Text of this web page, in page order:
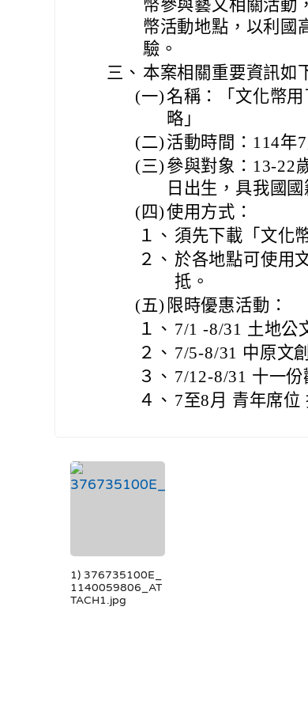
幣參與藝文相關活動
幣活動地點，以利國
驗。
三、 本案相關重要資訊如
(一) 名稱：「文化幣
略」
(二) 活動時間：114年
(三) 參與對象：13-22
日出生，具我國
(四)使用方式：
１、 須先下載「文化
２、 於各地點可使用
抵。
(五) 限時優惠活動：
１、 7/1 -8/31 土地公
２、 7/5-8/31 中原文
３、 7/12-8/31 十一
４、 7至8月 青年席位
1) 376735100E_
1140059806_AT
TACH1.jpg